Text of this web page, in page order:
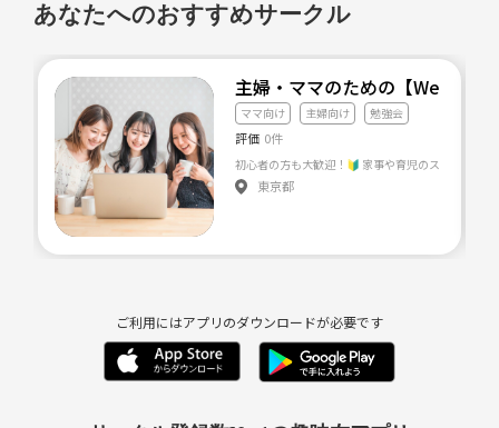
あなたへのおすすめサークル
主婦・ママのための【Webで叶
ママ向け 主婦向け 勉強会
評価 0件
東京都
ご利用にはアプリのダウンロードが必要です